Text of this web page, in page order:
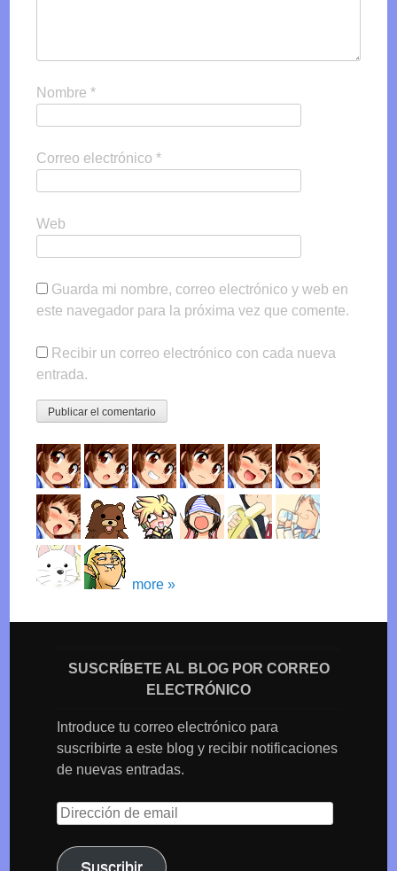
Nombre*
Correo electrónico*
Web
Guarda mi nombre, correo electrónico y web en
este navegador para la próxima vez que comente.
Recibir un correo electrónico con cada nueva
entrada.
more »
SUSCRÍBETE AL BLOG POR CORREO
ELECTRÓNICO
Introduce tu correo electrónico para
suscribirte a este blog y recibir notificaciones
de nuevas entradas.
Dirección
email
Suscribir